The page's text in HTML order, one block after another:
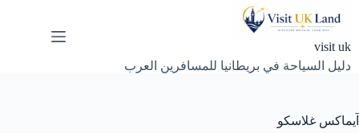
visit uk
دليل السياحة في بريطانيا للمسافرين العرب
آيماكس غلاسكو